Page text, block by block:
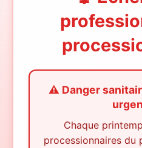
⚠️ Danger
Chaque
processionnaires du